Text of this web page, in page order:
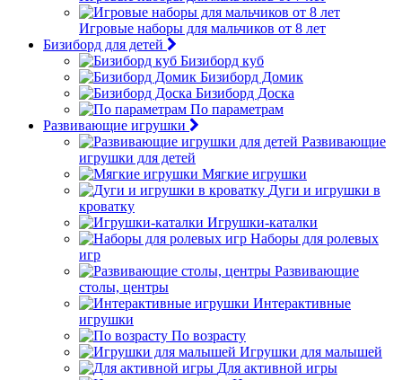
Игровые наборы для мальчиков от 8 лет
Бизиборд для детей
Бизиборд куб
Бизиборд Домик
Бизиборд Доска
По параметрам
Развивающие игрушки
Развивающие
игрушки для детей
Мягкие игрушки
Дуги и игрушки в
кроватку
Игрушки-каталки
Наборы для ролевых
игр
Развивающие
столы, центры
Интерактивные
игрушки
По возрасту
Игрушки для малышей
Для активной игры